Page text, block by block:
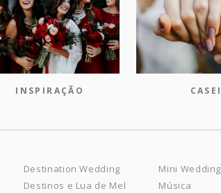
INSPIRAÇÃO CASEI
Destination Wedding
Destinos e Lua de Mel
Mini Wedding
Música